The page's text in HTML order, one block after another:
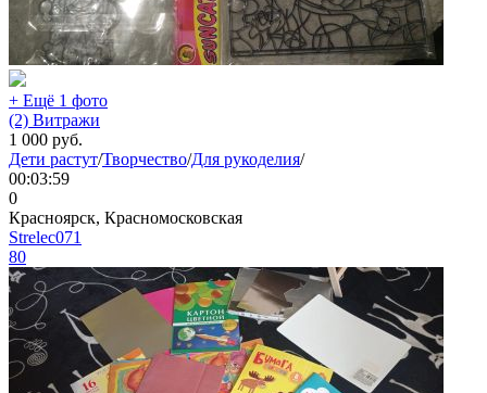
+ Ещё 1 фото
(2) Витражи
1 000 руб.
Дети растут/Творчество/Для рукоделия/
00:03:59
0
Красноярск, Красномосковская
Strelec071
80